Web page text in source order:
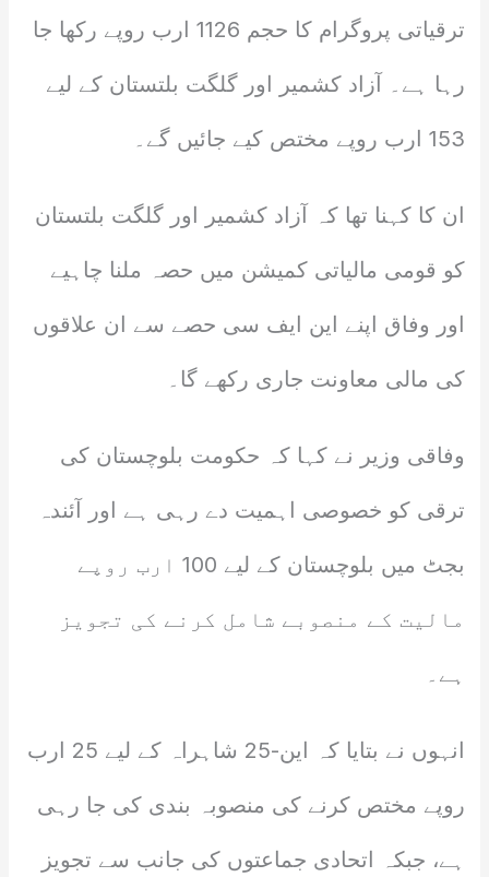
ترقیاتی پروگرام کا حجم 1126 ارب روپے رکھا جا
رہا ہے۔ آزاد کشمیر اور گلگت بلتستان کے لیے
153 ارب روپے مختص کیے جائیں گے۔
ان کا کہنا تھا کہ آزاد کشمیر اور گلگت بلتستان
کو قومی مالیاتی کمیشن میں حصہ ملنا چاہیے
اور وفاق اپنے این ایف سی حصے سے ان علاقوں
کی مالی معاونت جاری رکھے گا۔
وفاقی وزیر نے کہا کہ حکومت بلوچستان کی
ترقی کو خصوصی اہمیت دے رہی ہے اور آئندہ
بجٹ میں بلوچستان کے لیے 100 ارب روپے
مالیت کے منصوبے شامل کرنے کی تجویز
ہے۔
انہوں نے بتایا کہ این-25 شاہراہ کے لیے 25 ارب
روپے مختص کرنے کی منصوبہ بندی کی جا رہی
ہے، جبکہ اتحادی جماعتوں کی جانب سے تجویز